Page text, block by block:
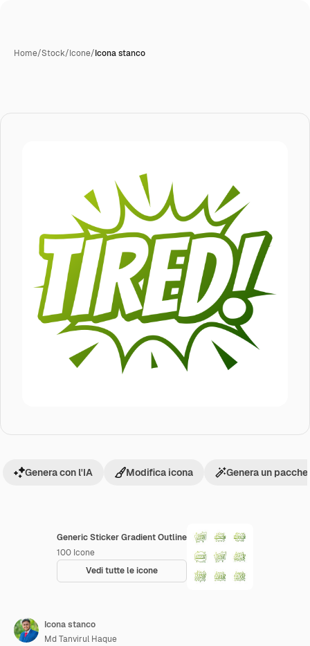
Home/Stock/Icone/Icona stanco
Generic Sticker Gradient Outline
100 Icone
Vedi tutte le icone
Genera con l'IA Modifica icona Genera un
Icona stanco
Md Tanvirul Haque